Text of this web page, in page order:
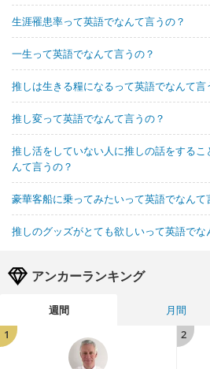
生涯罹患率って英語でなんて言うの？
一生って英語でなんて言うの？
推しは生きる糧になるって英語でなんて言
推し変って英語でなんて言うの？
推し活をしていない人に推しの話をする
んて言うの？
豪華客船に乗ってみたいって英語でなんて
推しのグッズがとても欲しいって英語でな
アンカーランキング
週間 月間
1
2